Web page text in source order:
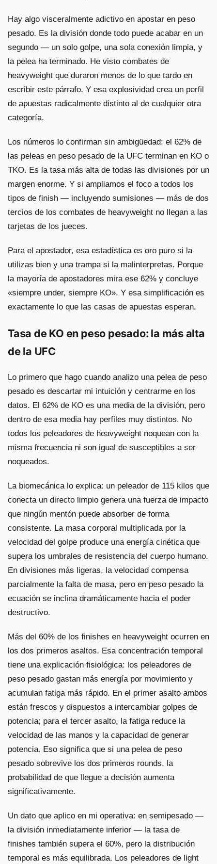
Hay algo visceralmente adictivo en apostar en peso
pesado. Es la división donde todo puede acabar en un
segundo — un solo golpe, una sola conexión limpia, y
la pelea ha terminado. He visto combates de
heavyweight que duraron menos de lo que tardo en
escribir este párrafo. Y esa explosividad crea un perfil
de apuestas radicalmente distinto al de cualquier otra
categoría.
Los números lo confirman sin ambigüedad: el 62% de
las peleas en peso pesado de la UFC terminan en KO o
TKO. Es la tasa más alta de todas las divisiones por un
margen enorme. Y si ampliamos el foco a todos los
tipos de finish — incluyendo sumisiones — más de dos
tercios de los combates de heavyweight no llegan a las
tarjetas de los jueces.
Para el apostador, esa estadística es oro puro si la
utilizas bien y una trampa si la malinterpretas. Porque
la mayoría de apostadores mira ese 62% y concluye
«siempre under, siempre KO». Y esa simplificación es
exactamente lo que las casas de apuestas esperan.
Tasa de KO en peso pesado: la más alta
de la UFC
Lo primero que hago cuando analizo una pelea de peso
pesado es descartar mi intuición y centrarme en los
datos. El 62% de KO es una media de la división, pero
dentro de esa media hay perfiles muy distintos. No
todos los peleadores de heavyweight noquean con la
misma frecuencia ni son igual de susceptibles a ser
noqueados.
La biomecánica lo explica: un peleador de 115 kilos que
conecta un directo limpio genera una fuerza de impacto
que ningún mentón puede absorber de forma
consistente. La masa corporal multiplicada por la
velocidad del golpe produce una energía cinética que
supera los umbrales de resistencia del cuerpo humano.
En divisiones más ligeras, la velocidad compensa
parcialmente la falta de masa, pero en peso pesado la
ecuación se inclina dramáticamente hacia el poder
destructivo.
Más del 60% de los finishes en heavyweight ocurren en
los dos primeros asaltos. Esa concentración temporal
tiene una explicación fisiológica: los peleadores de
peso pesado gastan más energía por movimiento y
acumulan fatiga más rápido. En el primer asalto ambos
están frescos y dispuestos a intercambiar golpes de
potencia; para el tercer asalto, la fatiga reduce la
velocidad de las manos y la capacidad de generar
potencia. Eso significa que si una pelea de peso
pesado sobrevive los dos primeros rounds, la
probabilidad de que llegue a decisión aumenta
significativamente.
Un dato que aplico en mi operativa: en semipesado —
la división inmediatamente inferior — la tasa de
finishes también supera el 60%, pero la distribución
temporal es más equilibrada. Los peleadores de light